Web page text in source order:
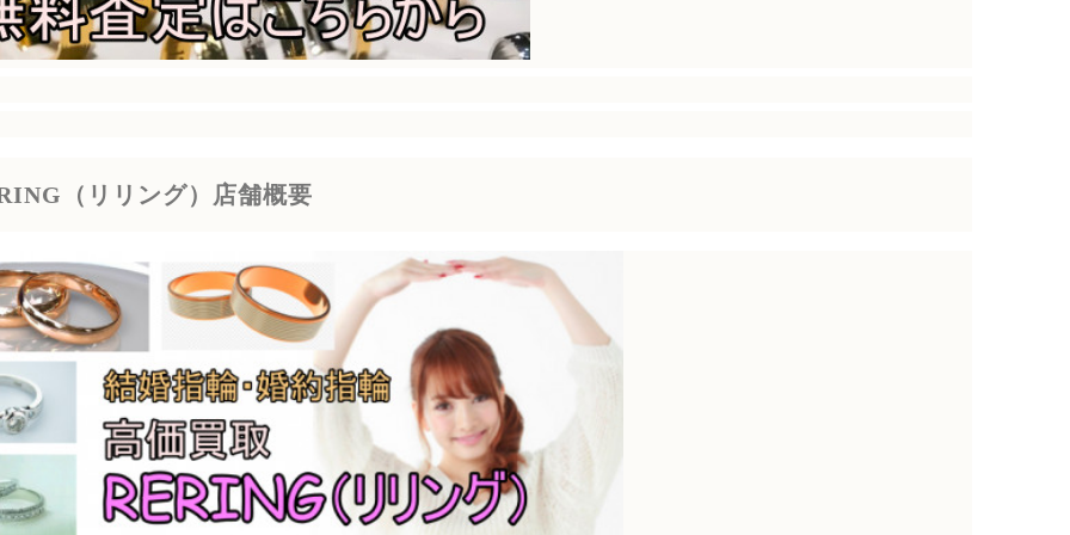
（リリング）店舗概要